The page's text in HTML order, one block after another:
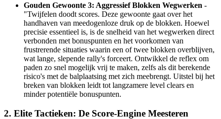
Gouden Gewoonte 3: Aggressief Blokken Wegwerken -
"Twijfelen doodt scores. Deze gewoonte gaat over het
handhaven van meedogenloze druk op de blokken. Hoewel
precisie essentieel is, is de snelheid van het wegwerken direct
verbonden met bonuspunten en het voorkomen van
frustrerende situaties waarin een of twee blokken overblijven,
wat lange, slepende rally's forceert. Ontwikkel de reflex om
paden zo snel mogelijk vrij te maken, zelfs als dit berekende
risico's met de balplaatsing met zich meebrengt. Uitstel bij het
breken van blokken leidt tot langzamere level clears en
minder potentiële bonuspunten.
2. Elite Tactieken: De Score-Engine Meesteren